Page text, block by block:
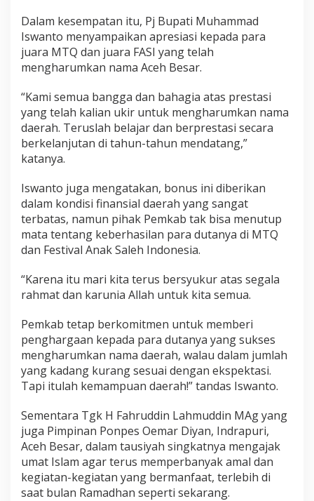
Dalam kesempatan itu, Pj Bupati Muhammad
Iswanto menyampaikan apresiasi kepada para
juara MTQ dan juara FASI yang telah
mengharumkan nama Aceh Besar.
“Kami semua bangga dan bahagia atas prestasi
yang telah kalian ukir untuk mengharumkan nama
daerah. Teruslah belajar dan berprestasi secara
berkelanjutan di tahun-tahun mendatang,”
katanya.
Iswanto juga mengatakan, bonus ini diberikan
dalam kondisi finansial daerah yang sangat
terbatas, namun pihak Pemkab tak bisa menutup
mata tentang keberhasilan para dutanya di MTQ
dan Festival Anak Saleh Indonesia.
“Karena itu mari kita terus bersyukur atas segala
rahmat dan karunia Allah untuk kita semua.
Pemkab tetap berkomitmen untuk memberi
penghargaan kepada para dutanya yang sukses
mengharumkan nama daerah, walau dalam jumlah
yang kadang kurang sesuai dengan ekspektasi.
Tapi itulah kemampuan daerah!” tandas Iswanto.
Sementara Tgk H Fahruddin Lahmuddin MAg yang
juga Pimpinan Ponpes Oemar Diyan, Indrapuri,
Aceh Besar, dalam tausiyah singkatnya mengajak
umat Islam agar terus memperbanyak amal dan
kegiatan-kegiatan yang bermanfaat, terlebih di
saat bulan Ramadhan seperti sekarang.